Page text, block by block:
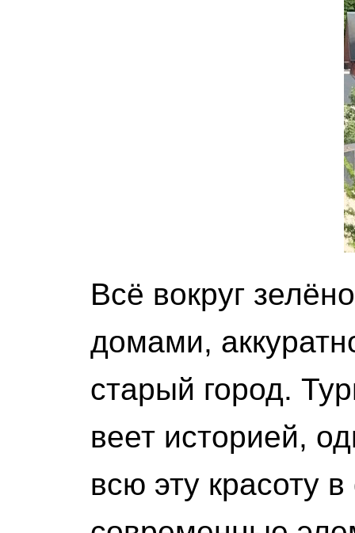
Всё вокруг
домами,
старый город.
веет историей,
всю эту красоту